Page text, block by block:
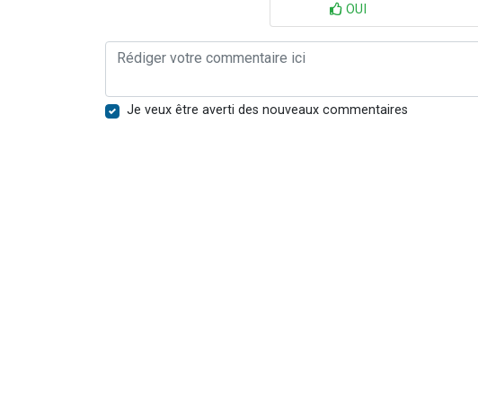
OUI
Je veux être averti des nouveaux commentaires